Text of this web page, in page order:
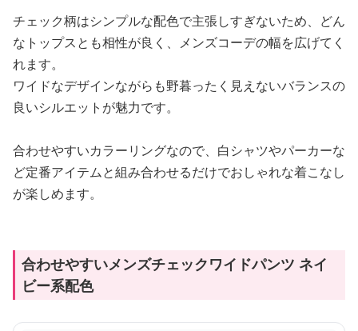
チェック柄はシンプルな配色で主張しすぎないため、どん
なトップスとも相性が良く、メンズコーデの幅を広げてく
れます。
ワイドなデザインながらも野暮ったく見えないバランスの
良いシルエットが魅力です。
合わせやすいカラーリングなので、白シャツやパーカーな
ど定番アイテムと組み合わせるだけでおしゃれな着こなし
が楽しめます。
合わせやすいメンズチェックワイドパンツ ネイ
ビー系配色